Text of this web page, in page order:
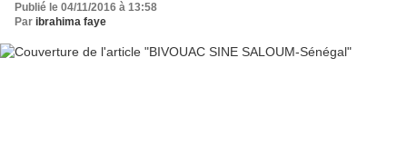
Publié le 04/11/2016 à 13:58
Par ibrahima faye